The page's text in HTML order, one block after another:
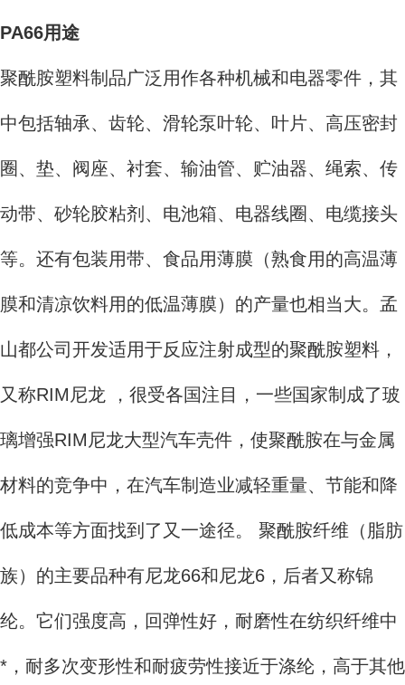
PA66用途
聚酰胺塑料制品广泛用作各种机械和电器零件，其
中包括轴承、齿轮、滑轮泵叶轮、叶片、高压密封
圈、垫、阀座、衬套、输油管、贮油器、绳索、传
动带、砂轮胶粘剂、电池箱、电器线圈、电缆接头
等。还有包装用带、食品用薄膜（熟食用的高温薄
膜和清凉饮料用的低温薄膜）的产量也相当大。孟
山都公司开发适用于反应注射成型的聚酰胺塑料，
又称RIM尼龙 ，很受各国注目，一些国家制成了玻
璃增强RIM尼龙大型汽车壳件，使聚酰胺在与金属
材料的竞争中，在汽车制造业减轻重量、节能和降
低成本等方面找到了又一途径。 聚酰胺纤维（脂肪
族）的主要品种有尼龙66和尼龙6，后者又称锦
纶。它们强度高，回弹性好，耐磨性在纺织纤维中
*，耐多次变形性和耐疲劳性接近于涤纶，高于其他